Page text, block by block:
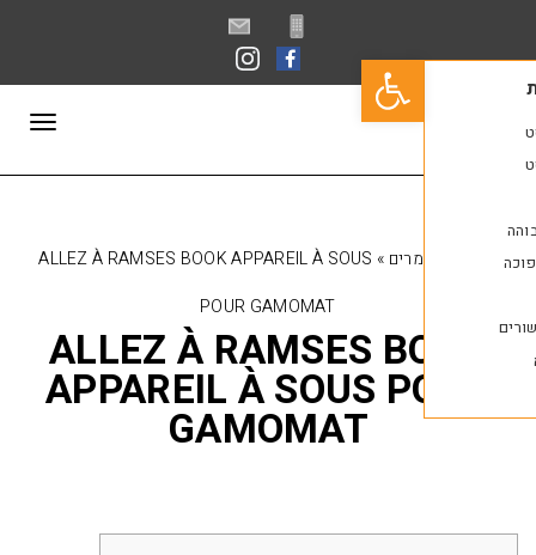
פתח סרגל נגישות
ALLEZ À RAMSES BOOK APPAREIL À SOUS
POUR GAMOMAT
ALLEZ À RAMSES
APPAREIL À SOUS
GAMOMAT